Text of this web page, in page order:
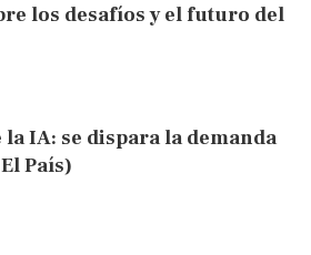
los desafíos y el futuro del
IA: se dispara la demanda
País)